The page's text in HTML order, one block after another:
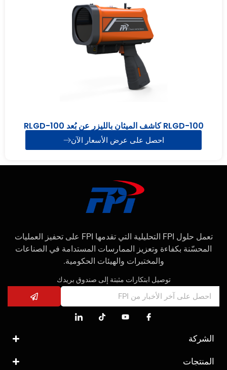
RLGD-100 كاشف الميثان بالليزر عن بُعد RLGD-100
احصل على عرض الأسعار الآن
تعمل حلول FPI التحليلية التي تقدمها FPI على تحفيز العمليات
المحسّنة بكفاءة وتعزيز الممارسات المستدامة في الصناعات
والمختبرات والهيئات الحكومية.
توصيل ابتكارات مثبتة إلى صندوق بريدك
الشركة
المنتجات